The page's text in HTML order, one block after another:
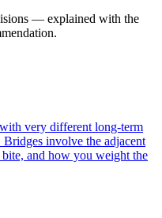
— explained with the
very different long-term
involve the adjacent
and how you weight the